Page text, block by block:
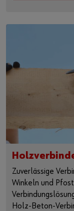
Zuverlässige
Winkeln und
Holz-Beton-